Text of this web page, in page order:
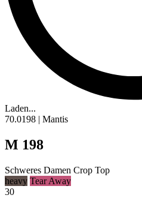
Laden...
70.0198 | Mantis
M 198
Schweres Damen Crop Top
heavy Tear Away
30